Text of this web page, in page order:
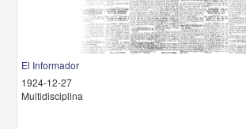
El Informador
1924-12-27
Multidisciplina